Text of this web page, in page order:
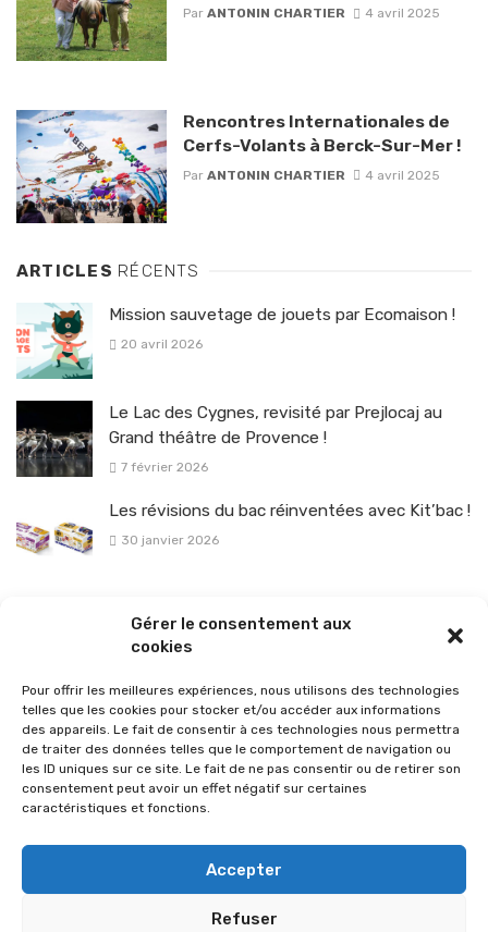
Gérer le consentement aux
cookies
Pour offrir les meilleures expériences, nous utilisons des technologies
telles que les cookies pour stocker et/ou accéder aux informations
des appareils. Le fait de consentir à ces technologies nous permettra
de traiter des données telles que le comportement de navigation ou
les ID uniques sur ce site. Le fait de ne pas consentir ou de retirer son
consentement peut avoir un effet négatif sur certaines
caractéristiques et fonctions.
Accepter
Refuser
Par ANTONIN CHARTIER 4 avril 2025
Rencontres Internationales de
Cerfs-Volants à Berck-Sur-Mer !
Par ANTONIN CHARTIER 4 avril 2025
ARTICLES RÉCENTS
Mission sauvetage de jouets par Ecomaison !
20 avril 2026
Le Lac des Cygnes, revisité par Prejlocaj au
Grand théâtre de Provence !
7 février 2026
Les révisions du bac réinventées avec Kit’bac !
30 janvier 2026